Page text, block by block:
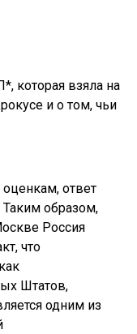
которая взяла на
и о том, чьи
ответ
Таким образом,
Россия
что
Штатов,
одним из